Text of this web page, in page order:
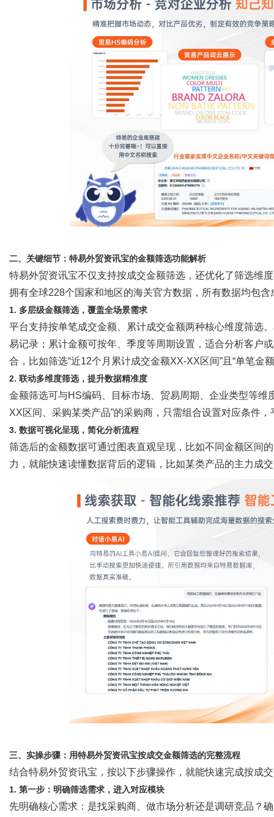
二、关键细节：特易外贸资讯宝的金额筛选功能解析
特易外贸资讯宝不仅支持按成交金额筛选，还优化了筛选维
拥有全球228个国家和地区的海关官方数据，所有数据均包
1. 多层级金额筛选，覆盖全场景需求
平台支持按单笔成交金额、累计成交金额两种核心维度筛选
易记录；累计金额可按年、季度等周期设置，适合分析客户
合，比如筛选“近12个月累计成交金额XX-XX区间”且“单笔金
2. 联动多维度筛选，提升数据精准度
金额筛选可与HS编码、目标市场、贸易周期、企业类型等维
XX区间、采购某类产品”的采购商，只需组合设置对应条件
3. 数据可视化呈现，简化分析流程
筛选后的金额数据可通过图表直观呈现，比如不同金额区间
力，就能快速读懂数据背后的逻辑，比如某类产品的主力成
三、实操步骤：用特易外贸资讯宝按成交金额筛选的完整流程
结合特易外贸资讯宝，按以下步骤操作，就能快速完成按成
1. 第一步：明确筛选需求，进入对应模块
先明确核心需求：是找采购商、做市场分析还是调研竞品？